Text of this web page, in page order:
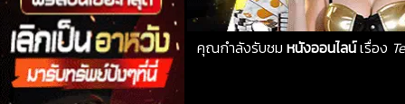
คุณกำลังรับชม หนังออนไลน์เรื่อง